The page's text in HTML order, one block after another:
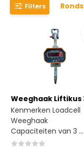
Filters
Weeghaak Liftikus
Kenmerken Loadcell
Weeghaak
Capaciteiten van 3 ...